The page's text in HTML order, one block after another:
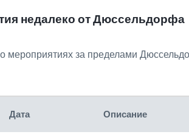
недалеко от Дюссельдорфа
мероприятиях за пределами
Дата Описание